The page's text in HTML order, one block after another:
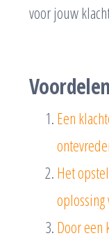
voor jouw
Een
Het
Door een